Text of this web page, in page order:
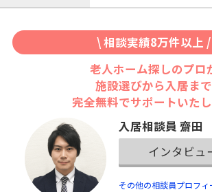
\ 相談実績8万件以上 /
老人ホーム探しのプロ
施設選びから入居まで
完全無料でサポートいた
入居相談員 齋田
インタビュ
その他の相談員プロフィ